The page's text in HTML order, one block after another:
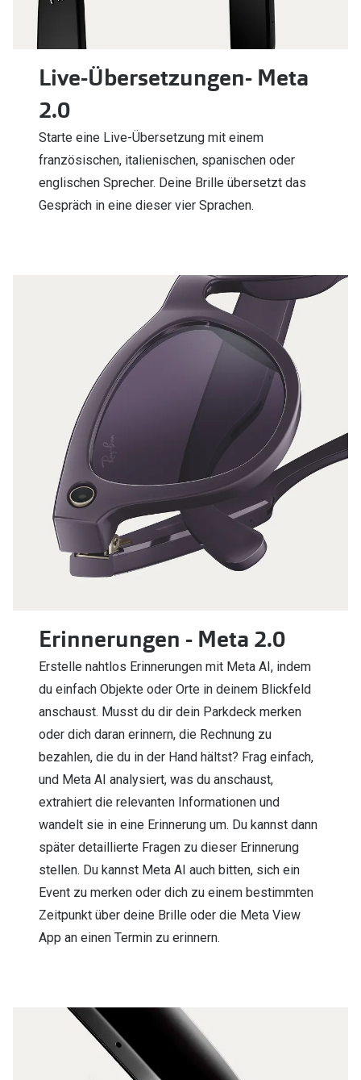
Live-Übersetzungen- Meta
2.0
Starte eine Live-Übersetzung mit einem
französischen, italienischen, spanischen oder
englischen Sprecher. Deine Brille übersetzt das
Gespräch in eine dieser vier Sprachen.
Erinnerungen - Meta 2.0
Erstelle nahtlos Erinnerungen mit Meta AI, indem
du einfach Objekte oder Orte in deinem Blickfeld
anschaust. Musst du dir dein Parkdeck merken
oder dich daran erinnern, die Rechnung zu
bezahlen, die du in der Hand hältst? Frag einfach,
und Meta AI analysiert, was du anschaust,
extrahiert die relevanten Informationen und
wandelt sie in eine Erinnerung um. Du kannst dann
später detaillierte Fragen zu dieser Erinnerung
stellen. Du kannst Meta AI auch bitten, sich ein
Event zu merken oder dich zu einem bestimmten
Zeitpunkt über deine Brille oder die Meta View
App an einen Termin zu erinnern.